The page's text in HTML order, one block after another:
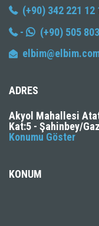
(+90) 342 221 12
-
(+90) 505
ADRES
Akyol Mahallesi
Kat:5 - Şahinbey/
Konumu Göster
KONUM